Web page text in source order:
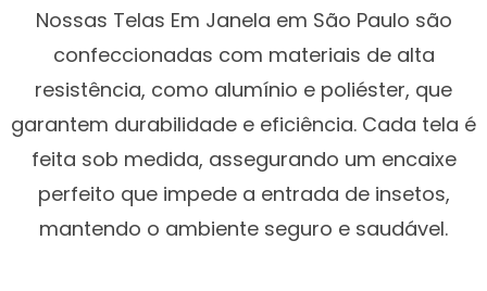
Nossas Telas Em Janela em São Paulo são
confeccionadas com materiais de alta
resistência, como alumínio e poliéster, que
garantem durabilidade e eficiência. Cada tela é
feita sob medida, assegurando um encaixe
perfeito que impede a entrada de insetos,
mantendo o ambiente seguro e saudável.